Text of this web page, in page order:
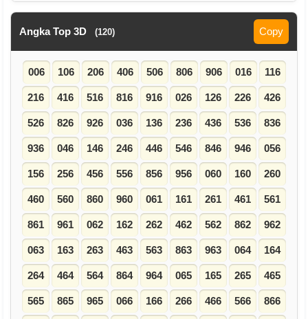
Angka Top 3D (120) Copy
006 106 206 406 506 806 906 016 116
216 416 516 816 916 026 126 226 426
526 826 926 036 136 236 436 536 836
936 046 146 246 446 546 846 946 056
156 256 456 556 856 956 060 160 260
460 560 860 960 061 161 261 461 561
861 961 062 162 262 462 562 862 962
063 163 263 463 563 863 963 064 164
264 464 564 864 964 065 165 265 465
565 865 965 066 166 266 466 566 866